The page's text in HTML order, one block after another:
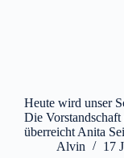
Heute wird unser
Die
überreicht Anita
Alvin
17